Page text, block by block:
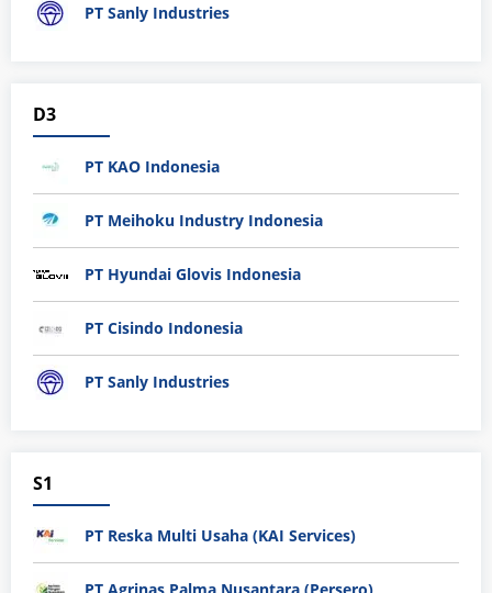
PT Sanly Industries
D3
PT KAO Indonesia
PT Meihoku Industry Indonesia
PT Hyundai Glovis Indonesia
PT Cisindo Indonesia
PT Sanly Industries
S1
PT Reska Multi Usaha (KAI Services)
PT Agrinas Palma Nusantara (Persero)